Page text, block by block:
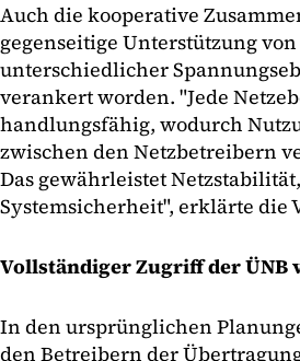
Auch die kooperative
gegenseitige Unterstützung
unterschiedlicher
verankert worden. "Jede
handlungsfähig, wodurch
zwischen den Netzbetreibern
Das gewährleistet
Systemsicherheit", erklärte die
Vollständiger Zugriff der ÜNB
In den ursprünglichen
den Betreibern der